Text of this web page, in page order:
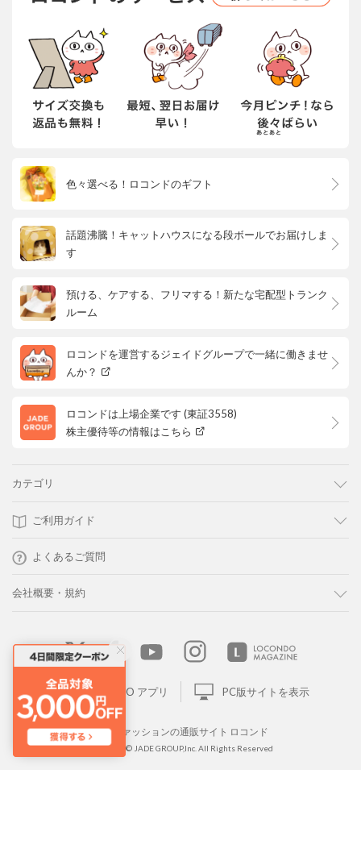
色々選べる！ロコンドのギフト
話題沸騰！キャットハウスになる段ボールでお届けしま
す
預ける、ケアする、フリマする！新たな宅配型トランク
ルーム
ロコンドを運営するジェイドグループで一緒に働きませ
んか？
ロコンドは上場企業です (東証3558)
株主優待等の情報はこちら
カテゴリ
ご利用ガイド
よくあるご質問
会社概要・規約
LOCONDO アプリ PC版サイトを表示
靴とファッションの通販サイト ロコンド
Copyright © JADE GROUP,Inc. All Rights Reserved